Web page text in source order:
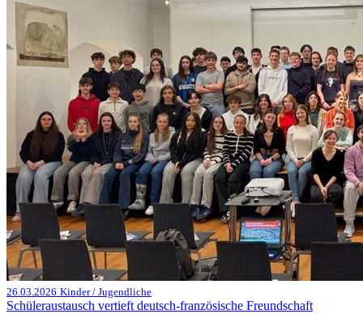
26.03.2026 Kinder / Jugendliche
Schüleraustausch vertieft deutsch-französische Freundschaft